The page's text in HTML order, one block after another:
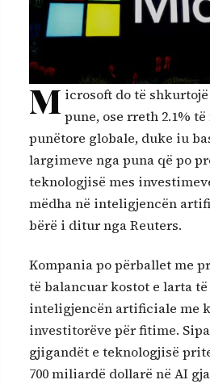
M icrosoft do të shkurtojë
pune, ose rreth 2.1%
punëtore globale, duke iu
largimeve nga puna që po
teknologjisë mes
mëdha në inteligjencën
bërë i ditur nga Reuters.
Kompania po përballet me
të balancuar kostot e larta
inteligjencën artificiale me
investitorëve për fitime.
gjigandët e teknologjisë
700 miliardë dollarë në AI